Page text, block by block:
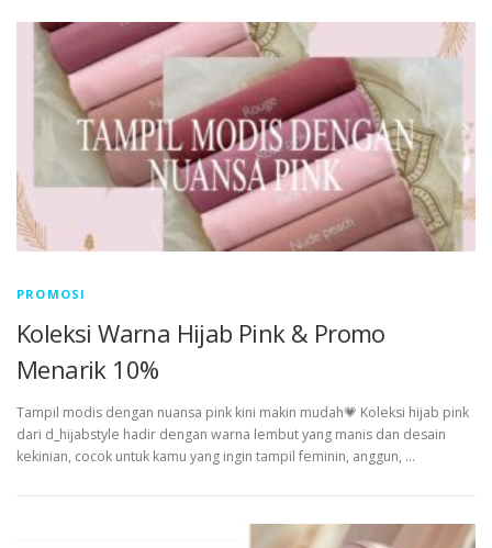
PROMOSI
Koleksi Warna Hijab Pink & Promo
Menarik 10%
Tampil modis dengan nuansa pink kini makin mudah💗 Koleksi hijab pink
dari d_hijabstyle hadir dengan warna lembut yang manis dan desain
kekinian, cocok untuk kamu yang ingin tampil feminin, anggun, …